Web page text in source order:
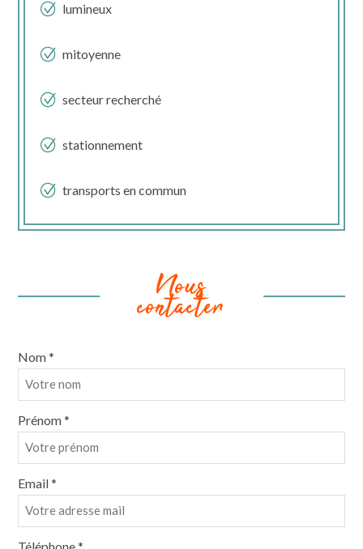
lumineux
mitoyenne
secteur recherché
stationnement
transports en commun
Nous
contacter
Nom *
Prénom *
Email *